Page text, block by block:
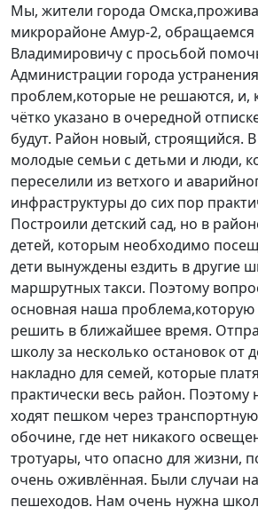
Мы, жители города
микрорайоне Амур-2, обращаемся
Владимировичу с просьбой
Администрации города устранения
проблем,которые не решаются, и,
чётко указано в очередной
будут. Район новый, строящийся.
молодые семьи с детьми и люди,
переселили из ветхого и
инфраструктуры до сих пор
Построили детский сад, но в
детей, которым необходимо
дети вынуждены ездить в другие
маршрутных такси. Поэтому
основная наша
решить в ближайшее время.
школу за несколько остановок от
накладно для семей, которые
практически весь район. Поэтому
ходят пешком через
обочине, где нет никакого
тротуары, что опасно для жизни,
очень оживлённая. Были случаи
пешеходов. Нам очень нужна